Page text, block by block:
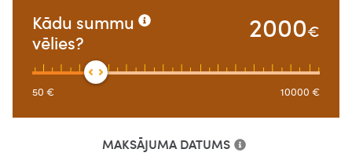
Kādu summu
vēlies?
2000€
50 € 10000 €
MAKSĀJUMA DATUMS